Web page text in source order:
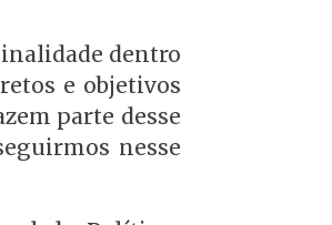
dentro
e objetivos
parte desse
nesse